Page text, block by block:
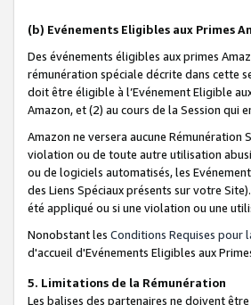
(b) Evénements Eligibles aux Primes
Des événements éligibles aux primes
rémunération spéciale décrite dans cette
doit être éligible à l’Evénement Eligible
Amazon, et (2) au cours de la Session qui
Amazon ne versera aucune
violation ou de toute autre utilisation
ou de logiciels automatisés, les
des Liens Spéciaux présents sur votre
été appliqué ou si une violation ou une
Nonobstant les Conditions Requises pour
d'accueil d'Evénements Eligibles aux
5. Limitations de la Rémunération
Les balises des partenaires ne doivent